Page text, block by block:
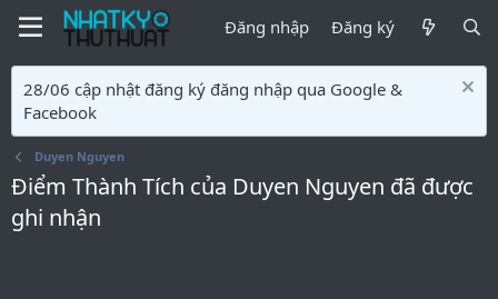
Đăng nhập Đăng ký
28/06 cập nhật đăng ký đăng nhập qua Google &
Facebook
Duyen Nguyen
Điểm Thành Tích của Duyen Nguyen đã được
ghi nhận